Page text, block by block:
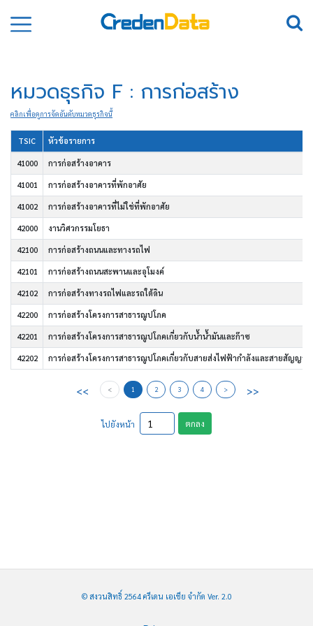
หมวดธุรกิจ F : การก่อสร้าง
คลิกเพื่อดูการจัดอันดับหมวดธุรกิจนี้
TSIC หัวข้อรายการ
41000 การก่อสร้างอาคาร
41001 การก่อสร้างอาคารที่พักอาศัย
41002 การก่อสร้างอาคารที่ไม่ใช่ที่พักอาศัย
42000 งานวิศวกรรมโยธา
42100 การก่อสร้างถนนและทางรถไฟ
42101 การก่อสร้างถนนสะพานและอุโมงค์
42102 การก่อสร้างทางรถไฟและรถใต้ดิน
42200 การก่อสร้างโครงการสาธารณูปโภค
42201 การก่อสร้างโครงการสาธารณูปโภคเกี่ยวกับน้ำน้ำมันและก๊าซ
42202 การก่อสร้างโครงการสาธารณูปโภคเกี่ยวกับสายส่งไฟฟ้ากำลังและสายสัญญา
<< < 1 2 3 4 > >>
ไปยังหน้า ตกลง
© สงวนสิทธิ์ 2564 ครีเดน เอเชีย จำกัด Ver. 2.0